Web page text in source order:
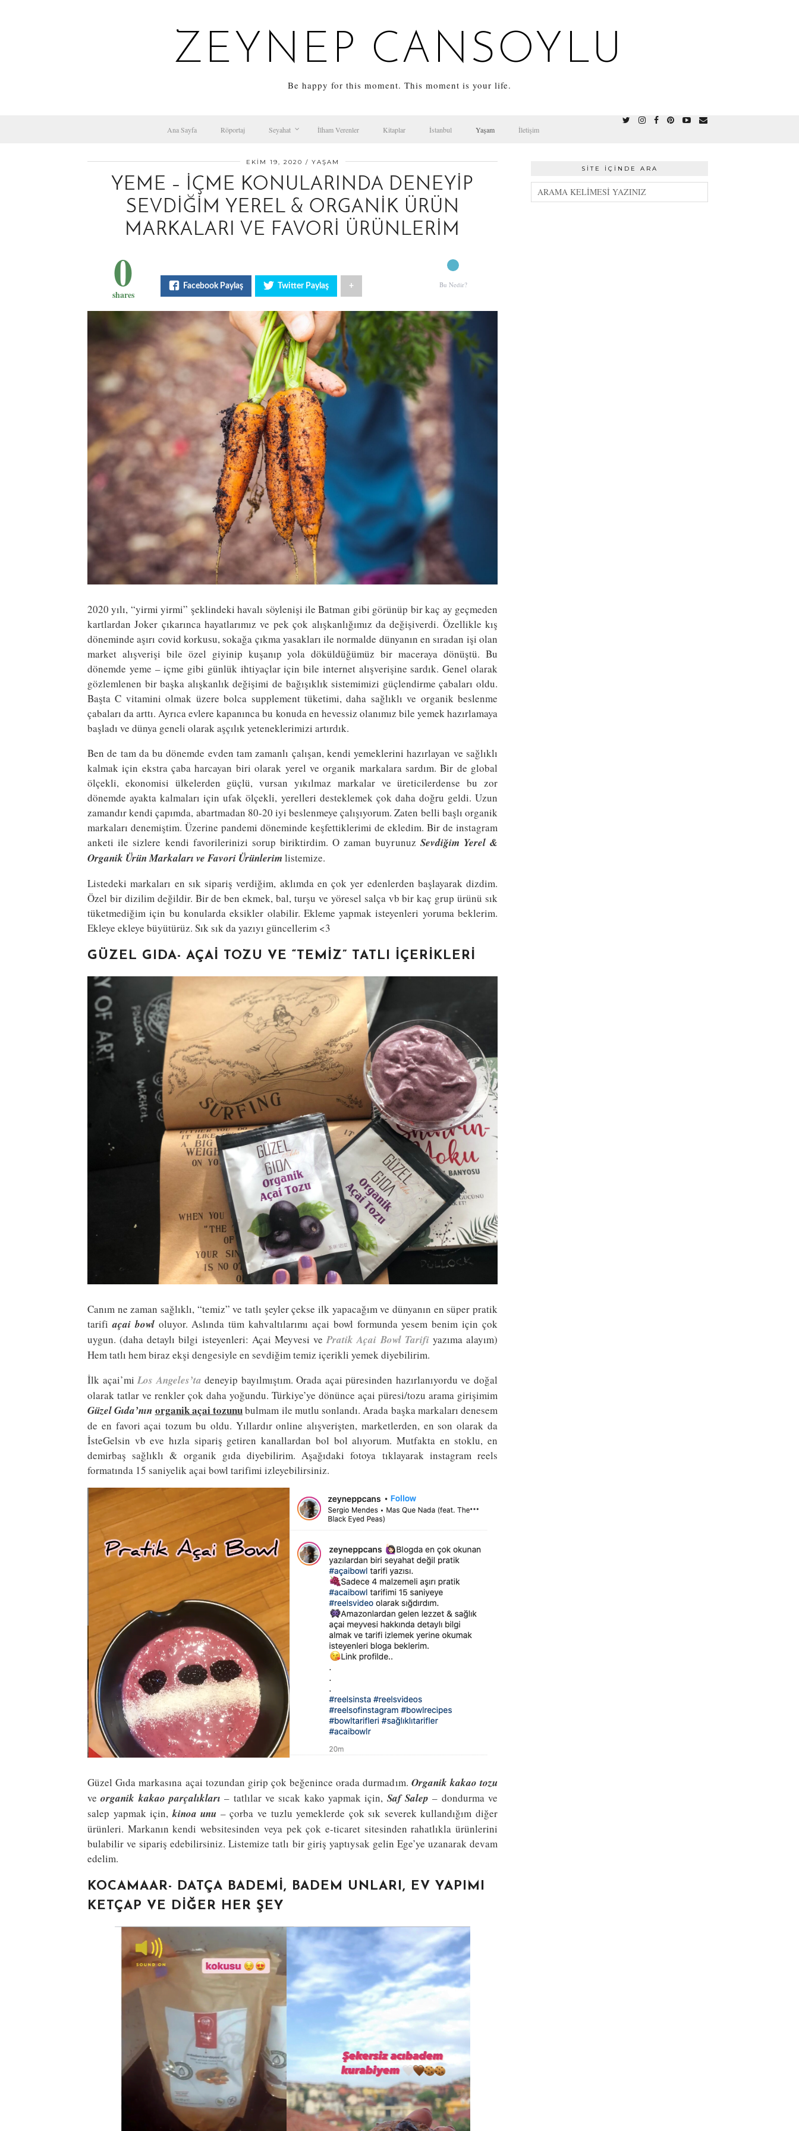
ZEYNEP CANSOYLU
Be happy for this moment. This moment is your life.
Ana Sayfa Röportaj Seyahat İlham Verenler Kitaplar İstanbul Yaşam İletişim
EKIM 19, 2020 YAŞAM
YEME – İÇME KONULARINDA DENEYIP
SEVDIĞIM YEREL & ORGANIK ÜRÜN
MARKALARI VE FAVORI ÜRÜNLERIM
0
shares
Facebook Paylaş Twitter Paylaş + Bu Nedir?
2020 yılı, “yirmi yirmi” şeklindeki havalı söylenişi ile Batman gibi görünüp bir kaç ay geçmeden
kartlardan Joker çıkarınca hayatlarımız ve pek çok alışkanlığımız da değişiverdi. Özellikle kış
döneminde aşırı covid korkusu, sokağa çıkma yasakları ile normalde dünyanın en sıradan işi olan
market alışverişi bile özel giyinip kuşanıp yola döküldüğümüz bir maceraya dönüştü. Bu
dönemde yeme – içme gibi günlük ihtiyaçlar için bile internet alışverişine sardık. Genel olarak
gözlemlenen bir başka alışkanlık değişimi de bağışıklık sistemimizi güçlendirme çabaları oldu.
Başta C vitamini olmak üzere bolca supplement tüketimi, daha sağlıklı ve organik beslenme
çabaları da arttı. Ayrıca evlere kapanınca bu konuda en hevessiz olanımız bile yemek hazırlamaya
başladı ve dünya geneli olarak aşçılık yeteneklerimizi artırdık.
Ben de tam da bu dönemde evden tam zamanlı çalışan, kendi yemeklerini hazırlayan ve sağlıklı
kalmak için ekstra çaba harcayan biri olarak yerel ve organik markalara sardım. Bir de global
ölçekli, ekonomisi ülkelerden güçlü, vursan yıkılmaz markalar ve üreticilerdense bu zor
dönemde ayakta kalmaları için ufak ölçekli, yerelleri desteklemek çok daha doğru geldi. Uzun
zamandır kendi çapımda, abartmadan 80-20 iyi beslenmeye çalışıyorum. Zaten belli başlı organik
markaları denemiştim. Üzerine pandemi döneminde keşfettiklerimi de ekledim. Bir de instagram
anketi ile sizlere kendi favorilerinizi sorup biriktirdim. O zaman buyrunuz Sevdiğim Yerel &
Organik Ürün Markaları ve Favori Ürünlerim listemize.
Listedeki markaları en sık sipariş verdiğim, aklımda en çok yer edenlerden başlayarak dizdim.
Özel bir dizilim değildir. Bir de ben ekmek, bal, turşu ve yöresel salça vb bir kaç grup ürünü sık
tüketmediğim için bu konularda eksikler olabilir. Ekleme yapmak isteyenleri yoruma beklerim.
Ekleye ekleye büyütürüz. Sık sık da yazıyı güncellerim <3
GÜZEL GIDA- AÇAI TOZU VE “TEMIZ” TATLI İÇERIKLERI
Canım ne zaman sağlıklı, “temiz” ve tatlı şeyler çekse ilk yapacağım ve dünyanın en süper pratik
tarifiaçai bowloluyor. Aslında tüm kahvaltılarımı açai bowl formunda yesem benim için çok
uygun. (daha detaylı bilgi isteyenleri: Açai Meyvesi vePratik Açai Bowl Tarifiyazıma alayım)
Hem tatlı hem biraz ekşi dengesiyle en sevdiğim temiz içerikli yemek diyebilirim.
İlk açai’miLos Angeles’ta deneyip bayılmıştım. Orada açai püresinden hazırlanıyordu ve doğal
olarak tatlar ve renkler çok daha yoğundu. Türkiye’ye dönünce açai püresi/tozu arama girişimim
Güzel Gıda’nın organik açai tozunubulmam ile mutlu sonlandı. Arada başka markaları denesem
de en favori açai tozum bu oldu. Yıllardır online alışverişten, marketlerden, en son olarak da
İsteGelsin vb eve hızla sipariş getiren kanallardan bol bol alıyorum. Mutfakta en stoklu, en
demirbaş sağlıklı & organik gıda diyebilirim. Aşağıdaki fotoya tıklayarak instagram reels
formatında 15 saniyelik açai bowl tarifimi izleyebilirsiniz.
Güzel Gıda markasına açai tozundan girip çok beğenince orada durmadım. Organik kakao tozu
veorganik kakao parçalıkları – tatlılar ve sıcak kako yapmak için, Saf Salep – dondurma ve
salep yapmak için,kinoa unu – çorba ve tuzlu yemeklerde çok sık severek kullandığım diğer
ürünleri. Markanın kendi websitesinden veya pek çok e-ticaret sitesinden rahatlıkla ürünlerini
bulabilir ve sipariş edebilirsiniz. Listemize tatlı bir giriş yaptıysak gelin Ege’ye uzanarak devam
edelim.
KOCAMAAR- DATÇA BADEMI, BADEM UNLARI, EV YAPIMI
KETÇAP VE DIĞER HER ŞEY
SITE İÇINDE ARA